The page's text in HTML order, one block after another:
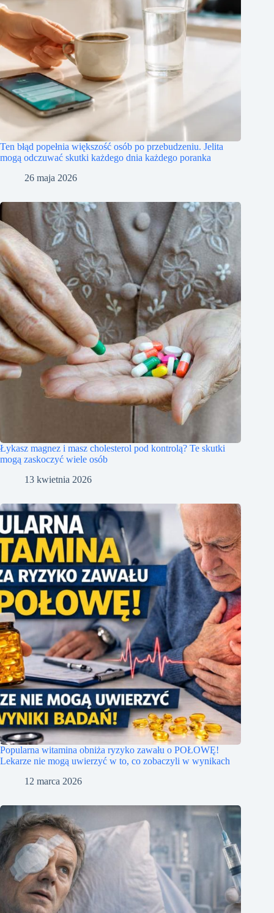
Ten błąd popełnia większość osób po przebudzeniu. Jelita
mogą odczuwać skutki każdego dnia każdego poranka
26 maja 2026
Łykasz magnez i masz cholesterol pod kontrolą? Te skutki
mogą zaskoczyć wiele osób
13 kwietnia 2026
Popularna witamina obniża ryzyko zawału o POŁOWĘ!
Lekarze nie mogą uwierzyć w to, co zobaczyli w wynikach
12 marca 2026